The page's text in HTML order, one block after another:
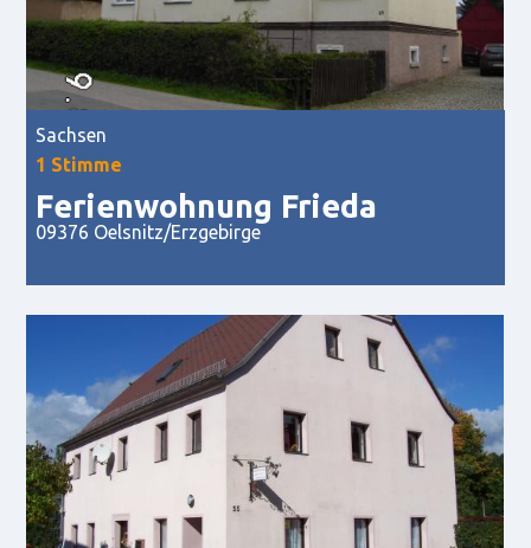
Sachsen
1 Stimme
Ferienwohnung Frieda
09376 Oelsnitz/Erzgebirge